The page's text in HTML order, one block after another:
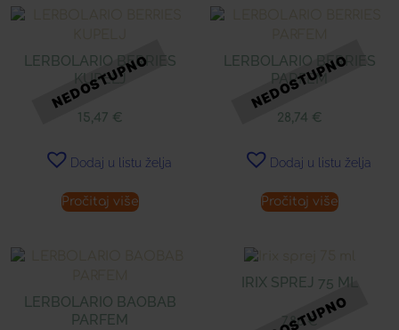
LERBOLARIO BERRIES
KUPELJ
15,47 €
Dodaj u listu želja
Pročitaj više
LERBOLARIO BERRIES
PARFEM
28,74 €
Dodaj u listu želja
Pročitaj više
LERBOLARIO BAOBAB
PARFEM
IRIX SPREJ 75 ML
7,86€